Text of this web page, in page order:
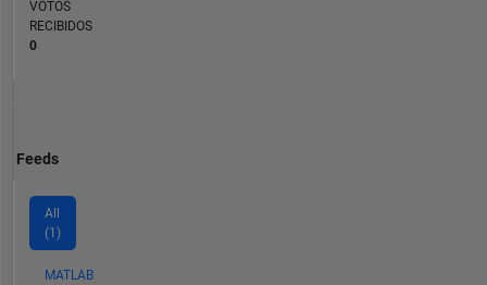
VOTOS
RECIBIDOS
0
Feeds
All
(1)
MATLAB